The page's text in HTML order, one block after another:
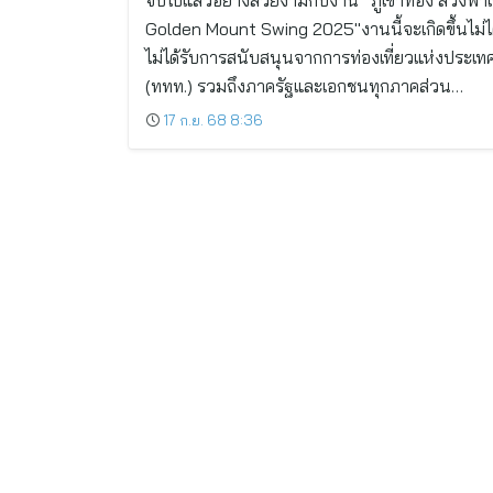
Golden Mount Swing 2025″งานนี้จะเกิดขึ้นไม่
ไม่ได้รับการสนับสนุนจากการท่องเที่ยวแห่งประเท
(ททท.) รวมถึงภาครัฐและเอกชนทุกภาคส่วน…
17 ก.ย. 68 8:36